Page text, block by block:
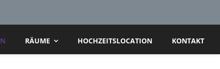
RÄUME HOCHZEITSLOCATION KONTAKT